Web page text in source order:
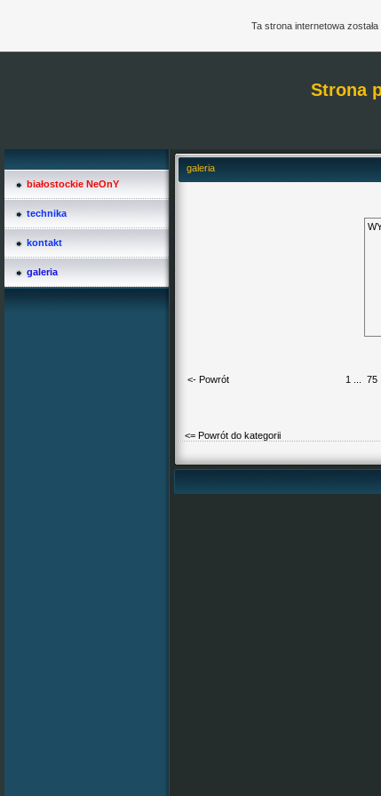
Strona
białostockie NeOnY
technika
kontakt
galeria
galeria
<- Powrót 1 75
<= Powrót do kategorii
Ta strona internetowa